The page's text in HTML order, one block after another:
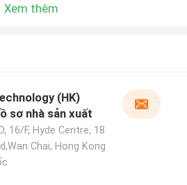
Xem thêm
(HK)
sơ nhà sản xuất
16/F, Hyde Centre, 18
Chai, Hong Kong